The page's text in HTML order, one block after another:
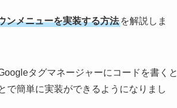
ンメニューを実装する方法 を解説しま
タグマネージャーにコードを書くと
で簡単に実装ができるようになりまし